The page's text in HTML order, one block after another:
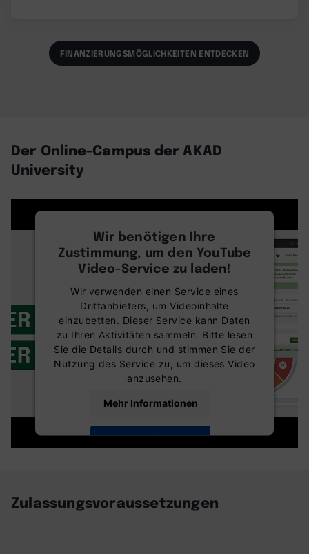
FINANZIERUNGSMÖGLICHKEITEN ENTDECKEN
Wir benötigen Ihre
Zustimmung, um den YouTube
Video-Service zu laden!
Wir verwenden einen Service eines
Drittanbieters, um Videoinhalte
einzubetten. Dieser Service kann Daten
zu Ihren Aktivitäten sammeln. Bitte lesen
Sie die Details durch und stimmen Sie der
Nutzung des Service zu, um dieses Video
anzusehen.
Mehr Informationen
Akzeptieren
Der Online-Campus der AKAD
University
Zulassungsvoraussetzungen